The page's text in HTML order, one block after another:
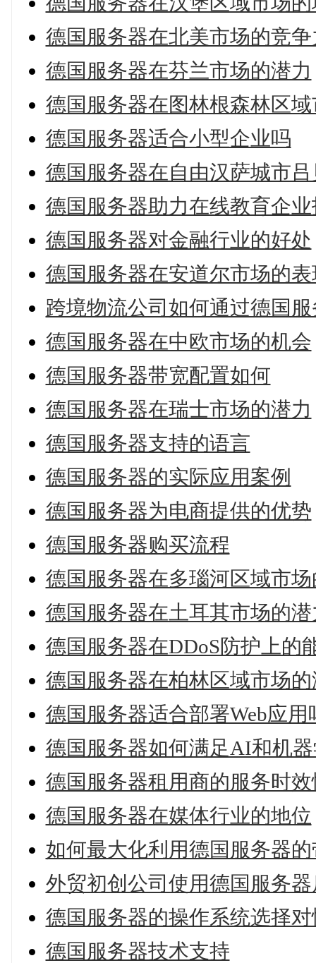
德国服务器在北美市场的竞争
德国服务器在芬兰市场的潜力
德国服务器在图林根森林区
德国服务器适合小型企业吗
德国服务器在自由汉萨城市
德国服务器助力在线教育企
德国服务器对金融行业的好处
德国服务器在安道尔市场的表
跨境物流公司如何通过德国
德国服务器在中欧市场的机会
德国服务器带宽配置如何
德国服务器在瑞士市场的潜力
德国服务器支持的语言
德国服务器的实际应用案例
德国服务器为电商提供的优势
德国服务器购买流程
德国服务器在多瑙河区域市
德国服务器在土耳其市场的潜
德国服务器在DDoS防护上的
德国服务器在柏林区域市场
德国服务器适合部署Web应用
德国服务器如何满足AI和机
德国服务器租用商的服务时
德国服务器在媒体行业的地位
如何最大化利用德国服务器
外贸初创公司使用德国服务
德国服务器的操作系统选择
德国服务器技术支持